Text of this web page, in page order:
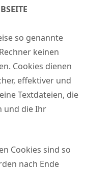
so genannte
keinen
Cookies dienen
effektiver und
Textdateien, die
und die Ihr
Cookies sind so
nach Ende